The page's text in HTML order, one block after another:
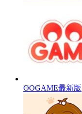
OOGAME最新版